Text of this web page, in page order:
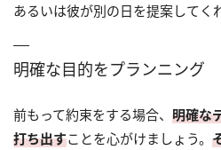
あるいは彼が別の日を提案してく
明確な目的をプランニング
前もって約束をする場合、 明確な
打ち出すことを心がけましょう。